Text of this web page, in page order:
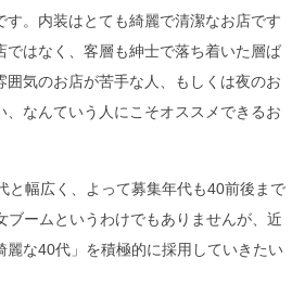
す。内装はとても綺麗で清潔なお店です
ではなく、客層も紳士で落ち着いた層ば
囲気のお店が苦手な人、もしくは夜のお
、なんていう人にこそオススメできるお
と幅広く、よって募集年代も40前後まで
ブームというわけでもありませんが、近
麗な40代」を積極的に採用していきたい